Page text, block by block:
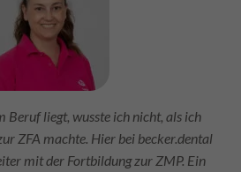
Beruf liegt, wusste ich nicht, als ich
ZFA machte. Hier bei becker.dental
mit der Fortbildung zur ZMP. Ein